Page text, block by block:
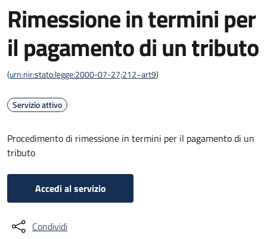
Rimessione in termini per
il pagamento di un tributo
(urn:nir:stato:legge:2000-07-27;212~art9)
Servizio attivo
Procedimento di rimessione in termini per il pagamento di un
tributo
Accedi al servizio
Condividi